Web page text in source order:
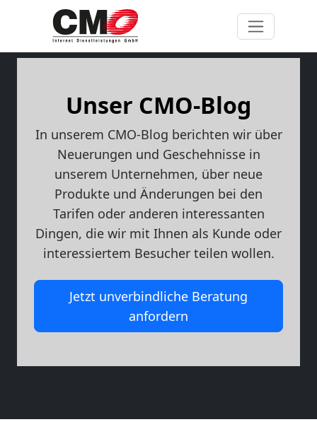
Unser CMO-Blog
In unserem CMO-Blog berichten wir über
Neuerungen und Geschehnisse in
unserem Unternehmen, über neue
Produkte und Änderungen bei den
Tarifen oder anderen interessanten
Dingen, die wir mit Ihnen als Kunde oder
interessiertem Besucher teilen wollen.
Jetzt unverbindliche Beratung
anfordern